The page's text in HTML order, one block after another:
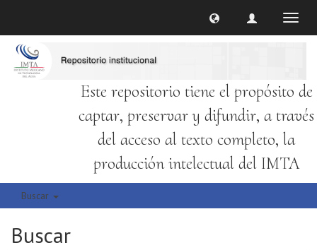
Este repositorio tiene el propósito de
captar, preservar y difundir, a través
del acceso al texto completo, la
producción intelectual del IMTA
Buscar
Buscar